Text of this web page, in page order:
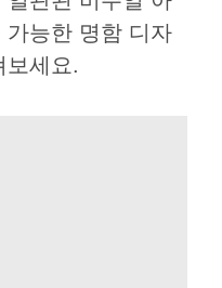
가능한 명함 디자
보세요.